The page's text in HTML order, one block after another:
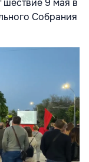
9 мая в
Собрания